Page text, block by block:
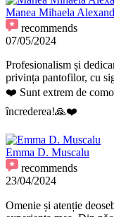
Manea Mihaela
recommends
07/05/2024
Profesionalism și
privința pantofilor, cu
❤️ Sunt extrem de
încrederea!🙏❤️
Emma D. Muscalu
recommends
23/04/2024
Omenie și atenție